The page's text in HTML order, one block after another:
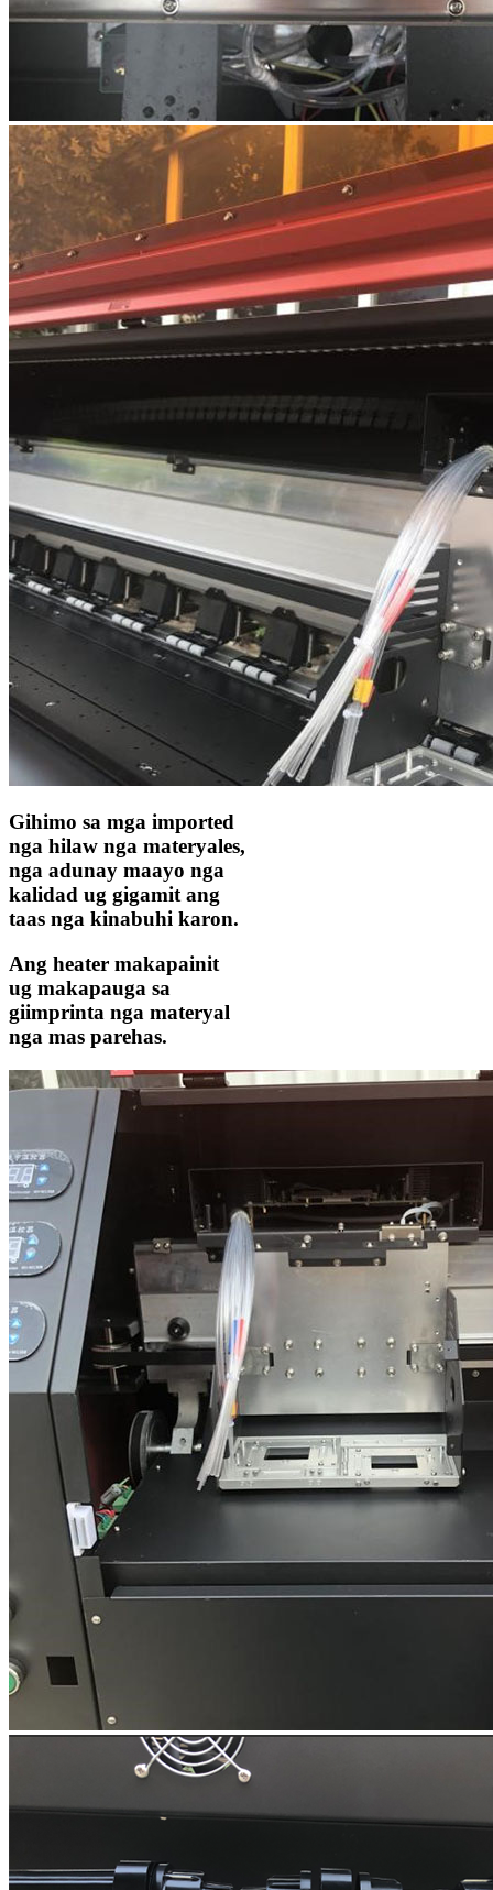
Gihimo sa mga imported
nga hilaw nga materyales,
nga adunay maayo nga
kalidad ug gigamit ang
taas nga kinabuhi karon.
Ang heater makapainit
ug makapauga sa
giimprinta nga materyal
nga mas parehas.